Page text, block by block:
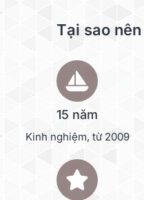
Tại sao
15 năm
Kinh nghiệm, từ 2009